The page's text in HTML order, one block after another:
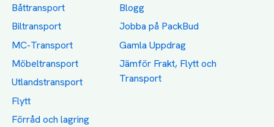
Båttransport
Biltransport
MC-Transport
Möbeltransport
Utlandstransport
Flytt
Förråd och lagring
Blogg
Jobba på PackBud
Gamla Uppdrag
Jämför Frakt, Flytt och
Transport